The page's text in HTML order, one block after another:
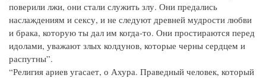
поверили лжи, они стали служить злу. Они предались
наслаждениям и сексу, и не следуют древней мудрости любви
и брака, которую ты дал им когда-то. Они простираются перед
идолами, уважают злых колдунов, которые черны сердцем и
распутны”.
“Религия ариев угасает, о Ахура. Праведный человек, который